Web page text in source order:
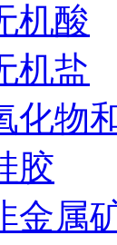
机酸
机盐
化物
胶
金属